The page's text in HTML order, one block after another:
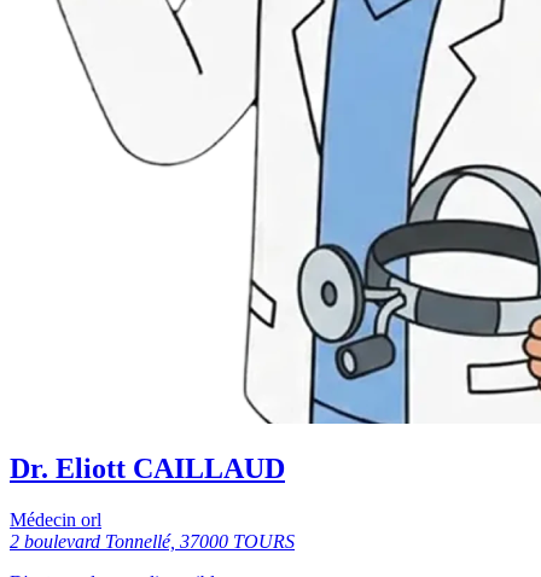
Dr. Eliott CAILLAUD
Médecin orl
2 boulevard Tonnellé, 37000 TOURS